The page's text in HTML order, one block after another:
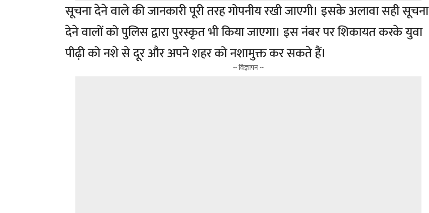
सूचना देने वाले की जानकारी पूरी तरह गोपनीय रखी जाएगी। इसके अलावा सही सूचना
देने वालों को पुलिस द्वारा पुरस्कृत भी किया जाएगा। इस नंबर पर शिकायत करके युवा
पीढ़ी को नशे से दूर और अपने शहर को नशामुक्त कर सकते हैं।
-- विज्ञापन --